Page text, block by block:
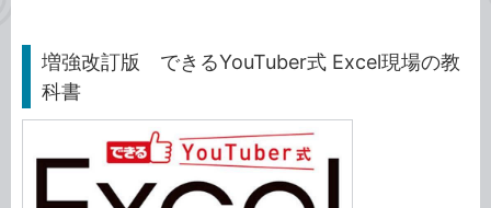
増強改訂版 できるYouTuber式 Excel現場の教
科書